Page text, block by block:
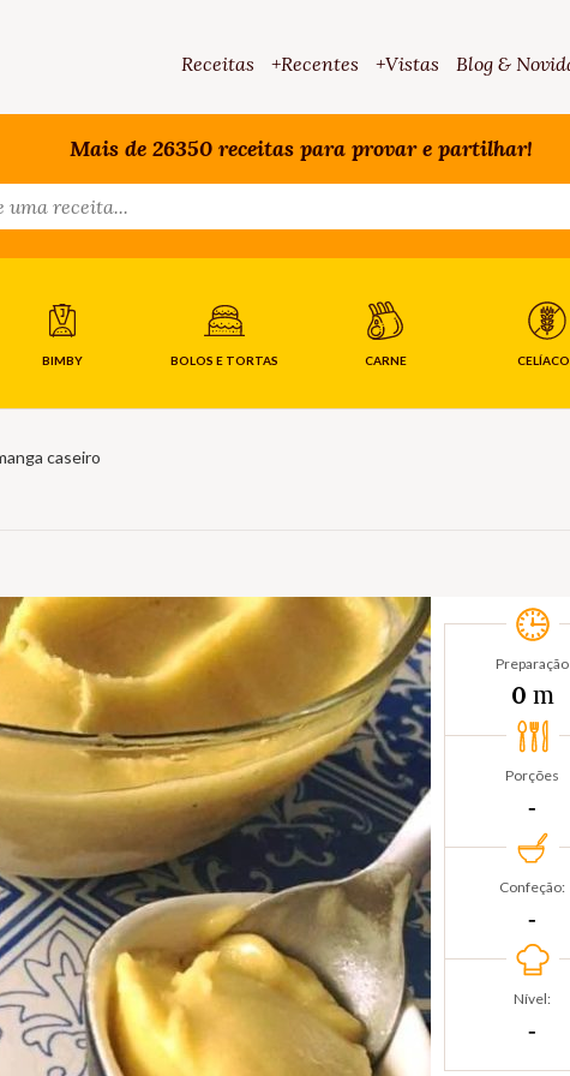
Receitas +Recentes +Vistas Blog &
Mais de 26350 receitas para provar e partilhar!
BIMBY BOLOS E TORTAS CARNE
caseiro
Preparação
0 m
Porções
‐
Confeção:
‐
Nível:
‐